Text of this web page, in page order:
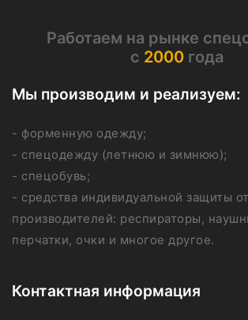
Работаем на рынке
с 2000 года
Мы производим и реализуем:
- форменную одежду;
- спецодежду (летнюю и зимнюю);
- спецобувь;
- средства индивидуальной защиты
производителей: респираторы,
перчатки, очки и многое другое.
Контактная информация